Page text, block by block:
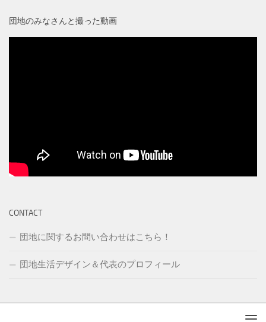
団地のみなさんと撮った動画
CONTACT
団地に関するお問い合わせはこちら！
団地生活デザイン＆代表のプロフィール